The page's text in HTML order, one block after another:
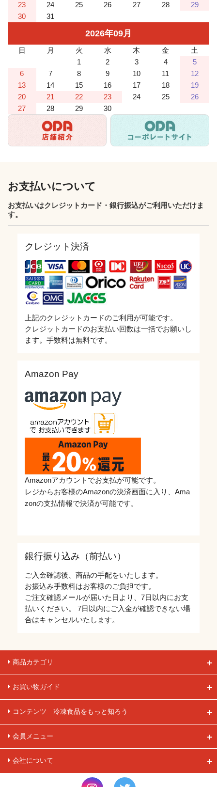
23
24 25 26 27 28
29
30
31
2026年09月
日 月 火 水 木 金
土
1
2 3 4
5
6
7 8 9 10 11
12
13
14 15 16 17 18
19
20
21 22 23 24 25
26
27
28 29 30
お支払いについて
お支払いはクレジットカード・銀行振込がご利用いただけま
す。
クレジット決済
上記のクレジットカードのご利用が可能です。
クレジットカードのお支払い回数は一括でお願いし
ます。手数料は無料です。
Amazon Pay
Amazonアカウントでお支払が可能です。
レジからお客様のAmazonの決済画面に入り、Ama
zonの支払情報で決済が可能です。
銀行振り込み（前払い）
ご入金確認後、商品の手配をいたします。
お振込み手数料はお客様のご負担です。
ご注文確認メールが届いた日より、7日以内にお支
払いください。 7日以内にご入金が確認できない場
合はキャンセルいたします。
商品カテゴリ
お買い物ガイド
コンテンツ 冷凍食品をもっと知ろう
会員メニュー
会社について